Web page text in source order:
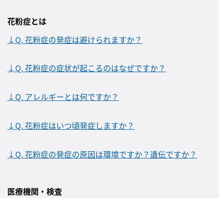
花粉症とは
↓Q. 花粉症の発症は避けられますか？
↓Q. 花粉症の症状が起こるのはなぜですか？
↓Q. アレルギーとは何ですか？
↓Q. 花粉症はいつ頃発症しますか？
↓Q. 花粉症の発症の原因は環境ですか？遺伝ですか？
医療機関・検査